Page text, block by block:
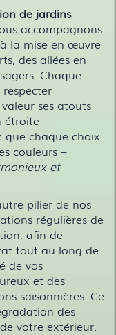
de jardins
accompagnons
la mise en œuvre
des allées en
Chaque
ses atouts
étroite
que chaque choix
couleurs –
et
pilier de nos
régulières de
afin de
tout au long de
de vos
et des
saisonnières. Ce
des
votre extérieur.